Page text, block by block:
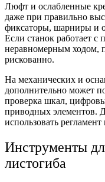
Люфт и ослабленные
даже при правильно
фиксаторы, шарниры и
Если станок работает
неравномерным ходом,
рискованно.
На механических и
дополнительно может
проверка шкал,
приводных элементов.
использовать
Инструменты
листогиба